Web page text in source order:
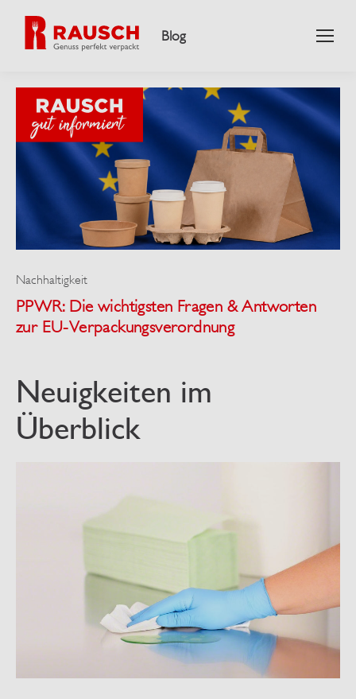
Blog
PPWR: Die wichtigsten Fragen & Antworten
zur EU-Verpackungsverordnung
Nachhaltigkeit
Neuigkeiten im
Überblick